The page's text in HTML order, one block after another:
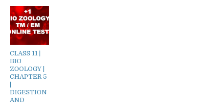
CLASS 11 |
BIO
ZOOLOGY |
CHAPTER 5
DIGESTION
AND